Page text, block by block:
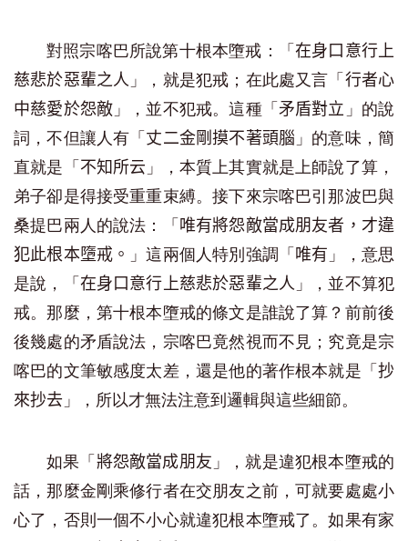
對照宗喀巴所說第十根本墮戒：「 在身口意行上
慈悲於惡輩之人 」，就是犯戒；在此處又言「 行者心
中慈愛於怨敵 」，並不犯戒。這種「 矛盾對立 」的說
詞，不但讓人有「 丈二金剛摸不著頭腦 」的意味，簡
直就是「 不知所云 」，本質上其實就是上師說了算，
弟子卻是得接受重重束縛。接下來宗喀巴引那波巴與
桑提巴兩人的說法：「 唯有將怨敵當成朋友者，才違
犯此根本墮戒。 」這兩個人特別強調「 唯有 」，意思
是說，「 在身口意行上慈悲於惡輩之人 」，並不算犯
戒。那麼，第十根本墮戒的條文是誰說了算？前前後
後幾處的矛盾說法，宗喀巴竟然視而不見；究竟是宗
喀巴的文筆敏感度太差，還是他的著作根本就是「 抄
來抄去 」，所以才無法注意到邏輯與這些細節。
如果「 將怨敵當成朋友 」，就是違犯根本墮戒的
話，那麼金剛乘修行者在交朋友之前，可就要處處小
心了，否則一個不小心就違犯根本墮戒了。如果有家